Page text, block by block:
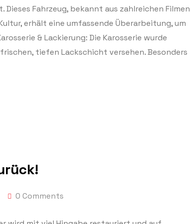
Fahrzeug, bekannt aus zahlreichen Filmen
erhält eine umfassende Überarbeitung, um
& Lackierung: Die Karosserie wurde
tiefen Lackschicht versehen. Besonders
0 Comments